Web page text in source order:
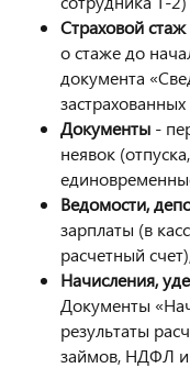
Страховой стаж
о стаже до
документа
Документы -
неявок
Ведомости,
зарплаты (в
расчетный
Начисления,
Документы
результаты
займов, НДФЛ и